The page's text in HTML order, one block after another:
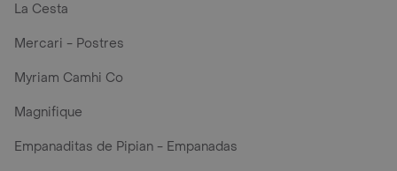
La Cesta
Mercari - Postres
Myriam Camhi Co
Magnifique
Empanaditas de Pipian - Empanadas